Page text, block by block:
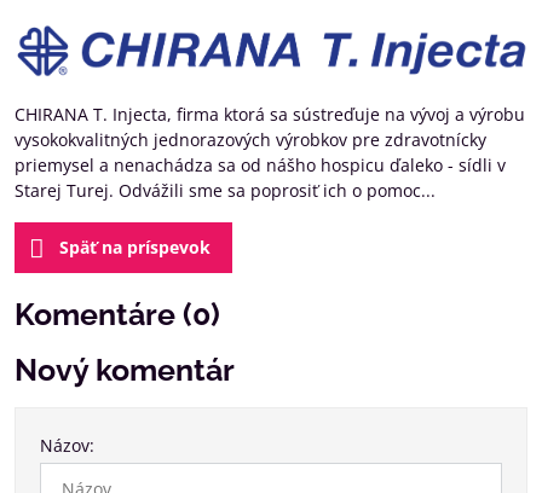
CHIRANA T. Injecta, firma ktorá sa sústreďuje na vývoj a výrobu
vysokokvalitných jednorazových výrobkov pre zdravotnícky
priemysel a nenachádza sa od nášho hospicu ďaleko - sídli v
Starej Turej. Odvážili sme sa poprosiť ich o pomoc...
Späť na príspevok
Komentáre (0)
Nový komentár
Názov: